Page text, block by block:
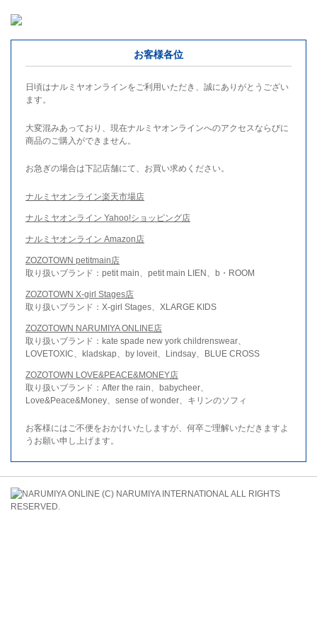
お客様各位
日頃はナルミヤオンラインをご利用いただき、誠にありがとうござい
ます。
大変混みあっており、現在ナルミヤオンラインへのアクセスならびに
商品のご購入ができません。
お急ぎの場合は下記店舗にて、お買い求めください。
ナルミヤオンライン楽天市場店
ナルミヤオンライン Yahoo!ショッピング店
ナルミヤオンライン Amazon店
ZOZOTOWN petitmain店
取り扱いブランド：petit main、petit main LIEN、b・ROOM
ZOZOTOWN X-girl Stages店
取り扱いブランド：X-girl Stages、XLARGE KIDS
ZOZOTOWN NARUMIYA ONLINE店
取り扱いブランド：kate spade new york childrenswear、
LOVETOXIC、kladskap、by loveit、Lindsay、BLUE CROSS
ZOZOTOWN LOVE&PEACE&MONEY店
取り扱いブランド：After the rain、babycheer、
Love&Peace&Money、sense of wonder、キリンのソフィ
お客様にはご不便をおかけいたしますが、何卒ご理解いただきますよ
うお願い申し上げます。